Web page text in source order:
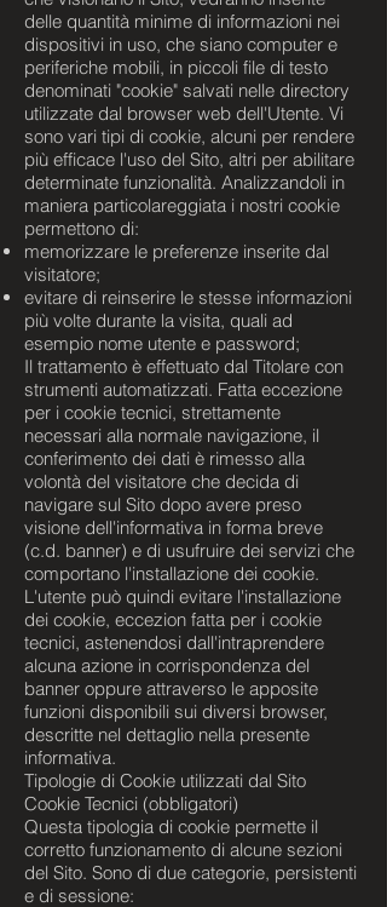
delle quantità minime di informazioni nei
dispositivi in uso, che siano computer e
periferiche mobili, in piccoli file di testo
denominati "cookie" salvati nelle directory
utilizzate dal browser web dell'Utente. Vi
sono vari tipi di cookie, alcuni per rendere
più efficace l'uso del Sito, altri per abilitare
determinate funzionalità. Analizzandoli in
maniera particolareggiata i nostri cookie
permettono di:
memorizzare le preferenze inserite dal
visitatore;
evitare di reinserire le stesse informazioni
più volte durante la visita, quali ad
esempio nome utente e password;
Il trattamento è effettuato dal Titolare con
strumenti automatizzati. Fatta eccezione
per i cookie tecnici, strettamente
necessari alla normale navigazione, il
conferimento dei dati è rimesso alla
volontà del visitatore che decida di
navigare sul Sito dopo avere preso
visione dell'informativa in forma breve
(c.d. banner) e di usufruire dei servizi che
comportano l'installazione dei cookie.
L'utente può quindi evitare l'installazione
dei cookie, eccezion fatta per i cookie
tecnici, astenendosi dall'intraprendere
alcuna azione in corrispondenza del
banner oppure attraverso le apposite
funzioni disponibili sui diversi browser,
descritte nel dettaglio nella presente
informativa.
Tipologie di Cookie utilizzati dal Sito
Cookie Tecnici (obbligatori)
Questa tipologia di cookie permette il
corretto funzionamento di alcune sezioni
del Sito. Sono di due categorie, persistenti
e di sessione: